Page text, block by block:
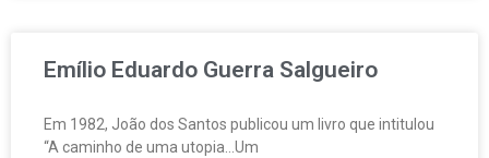
Emílio Eduardo Guerra Salgueiro
Em 1982, João dos Santos publicou um livro que intitulou
“A caminho de uma utopia…Um